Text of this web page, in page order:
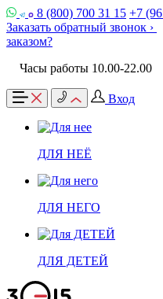
8 (800) 700 31 15 +7
Заказать обратный звонок ›
заказом?
Часы работы 10.00-22.00
Вход
ДЛЯ НЕЁ
ДЛЯ НЕГО
ДЛЯ ДЕТЕЙ